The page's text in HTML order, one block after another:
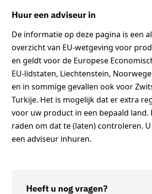
Huur een adviseur in
De informatie op deze pagina is een
overzicht van EU-wetgeving voor
en geldt voor de Europese
EU-lidstaten, Liechtenstein,
en in sommige gevallen ook voor
Turkije. Het is mogelijk dat er extra
voor uw product in een bepaald land.
raden om dat te (laten) controleren.
een adviseur inhuren.
Heeft u nog vragen?